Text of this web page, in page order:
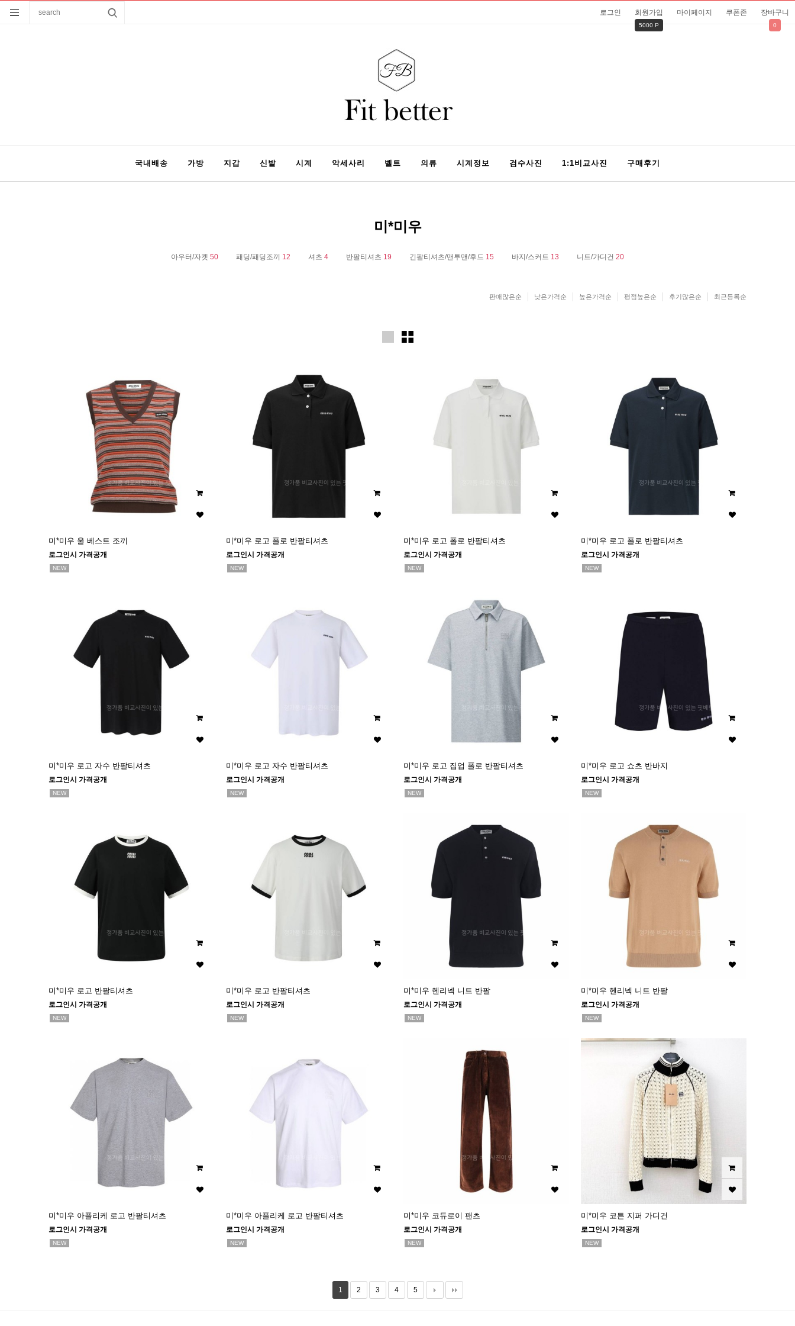
로그인 회원가입
5000 P
마이페이지 쿠폰존 장바구니
0
국내배송 가방 지갑 신발 시계 악세사리 벨트 의류 시계정보 검수사진 1:1비교사진 구매후기
미*미우
아우터/자켓 50 패딩/패딩조끼 12 셔츠 4 반팔티셔츠 19 긴팔티셔츠/맨투맨/후드 15 바지/스커트 13 니트/가디건 20
판매많은순 낮은가격순 높은가격순 평점높은순 후기많은순 최근등록순
미*미우 울 베스트 조끼
로그인시 가격공개
NEW
미*미우 로고 폴로 반팔티셔츠
로그인시 가격공개
NEW
미*미우 로고 폴로 반팔티셔츠
로그인시 가격공개
NEW
미*미우 로고 폴로 반팔티셔츠
로그인시 가격공개
NEW
미*미우 로고 자수 반팔티셔츠
로그인시 가격공개
NEW
미*미우 로고 자수 반팔티셔츠
로그인시 가격공개
NEW
미*미우 로고 집업 폴로 반팔티셔츠
로그인시 가격공개
NEW
미*미우 로고 쇼츠 반바지
로그인시 가격공개
NEW
미*미우 로고 반팔티셔츠
로그인시 가격공개
NEW
미*미우 로고 반팔티셔츠
로그인시 가격공개
NEW
미*미우 헨리넥 니트 반팔
로그인시 가격공개
NEW
미*미우 헨리넥 니트 반팔
로그인시 가격공개
NEW
미*미우 아플리케 로고 반팔티셔츠
로그인시 가격공개
NEW
미*미우 아플리케 로고 반팔티셔츠
로그인시 가격공개
NEW
미*미우 코듀로이 팬츠
로그인시 가격공개
NEW
미*미우 코튼 지퍼 가디건
로그인시 가격공개
NEW
1 2 3 4 5